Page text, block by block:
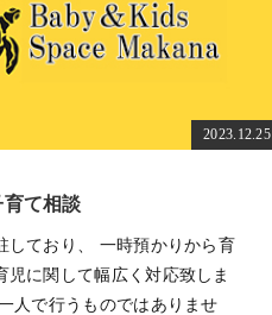
2023.12.25
て相談
しており、 一時預かりから育
児に関して幅広く対応致しま
人で行うものではありませ